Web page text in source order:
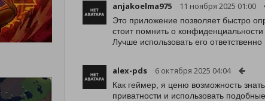
anjakoelma975 11 ноября 2025 01:00
Это приложение позволяет быстро
стоит помнить о
Лучше использовать его ответственно
alex-pds 6 октября 2025 04:04
Как геймер, я ценю возможность
приватности и использовать